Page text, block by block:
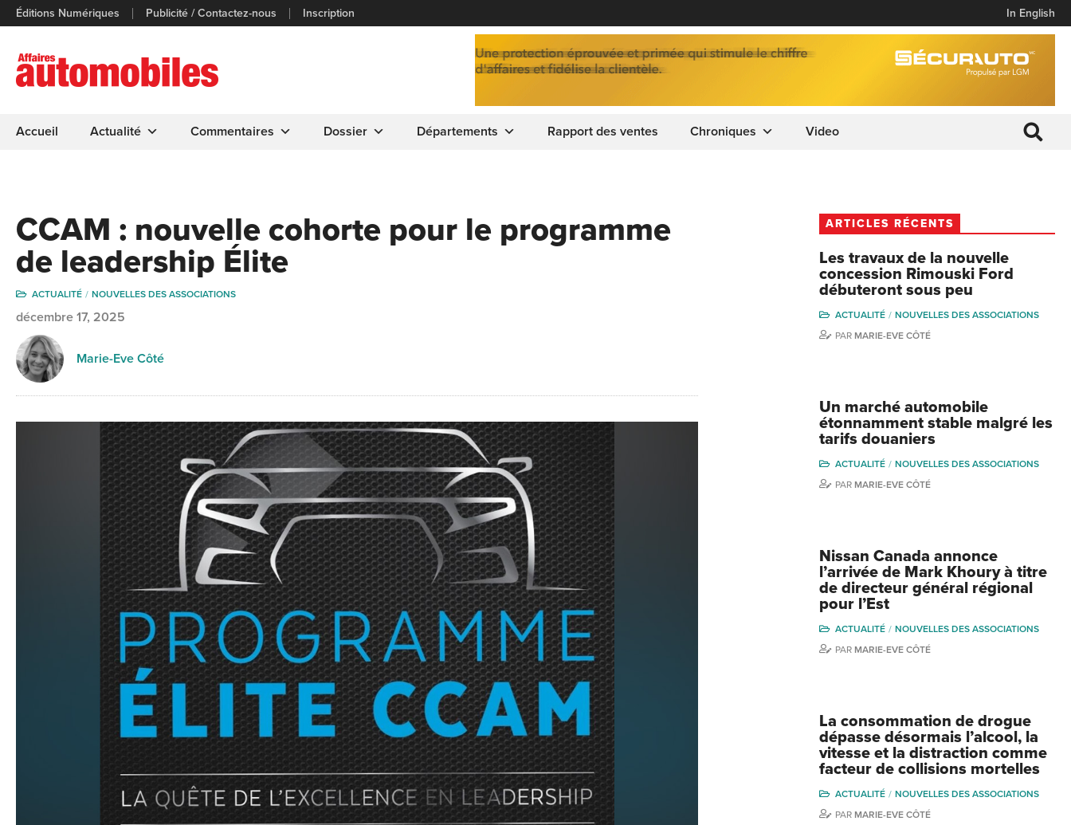
Éditions Numériques Publicité / Contactez-nous Inscription In English
Accueil Actualité Commentaires Dossier Départements Rapport des ventes Chroniques Video
CCAM : nouvelle cohorte pour le programme
de leadership Élite
ACTUALITÉ NOUVELLES DES ASSOCIATIONS
décembre 17, 2025
Marie-Eve Côté
ARTICLES RÉCENTS
Les travaux de la nouvelle
concession Rimouski Ford
débuteront sous peu
ACTUALITÉ
NOUVELLES DES ASSOCIATIONS
PAR MARIE-EVE CÔTÉ
Un marché automobile
étonnamment stable malgré les
tarifs douaniers
ACTUALITÉ
NOUVELLES DES ASSOCIATIONS
PAR MARIE-EVE CÔTÉ
Nissan Canada annonce
l’arrivée de Mark Khoury à titre
de directeur général régional
pour l’Est
ACTUALITÉ
NOUVELLES DES ASSOCIATIONS
PAR MARIE-EVE CÔTÉ
La consommation de drogue
dépasse désormais l’alcool, la
vitesse et la distraction comme
facteur de collisions mortelles
ACTUALITÉ
NOUVELLES DES ASSOCIATIONS
PAR MARIE-EVE CÔTÉ